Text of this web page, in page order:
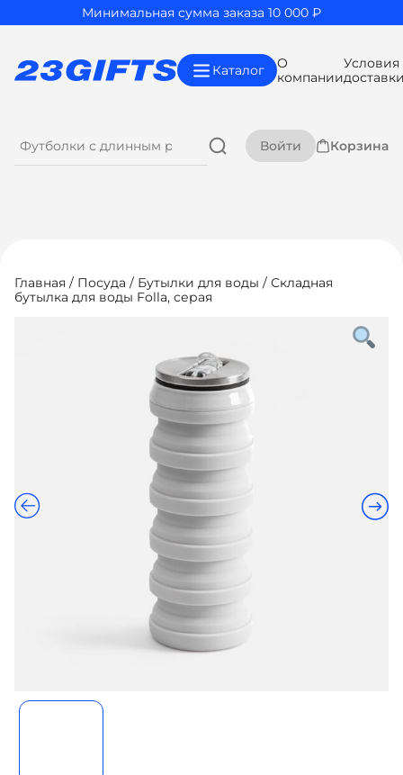
Минимальная сумма заказа 10 000 ₽
Каталог
О
компании
Условия
Войти Корзина
Главная / Посуда / Бутылки для воды / Складная
бутылка для воды Folla, серая